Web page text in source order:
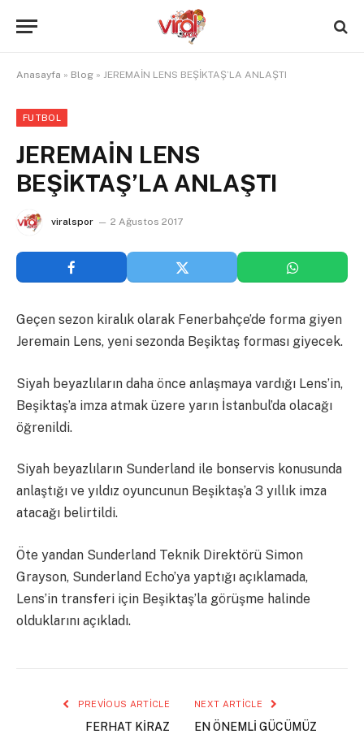
Anasayfa » Blog » JEREMAİN LENS BEŞİKTAŞ’LA ANLAŞTI
FUTBOL
JEREMAİN LENS
BEŞİKTAŞ’LA ANLAŞTI
viralspor 2 Ağustos 2017
Geçen sezon kiralık olarak Fenerbahçe’de forma giyen
Jeremain Lens, yeni sezonda Beşiktaş forması giyecek.
Siyah beyazlıların daha önce anlaşmaya vardığı Lens’in,
Beşiktaş’a imza atmak üzere yarın İstanbul’da olacağı
öğrenildi.
Siyah beyazlıların Sunderland ile bonservis konusunda
anlaştığı ve yıldız oyuncunun Beşiktaş’a 3 yıllık imza
atacağı belirtildi.
Öte yandan Sunderland Teknik Direktörü Simon
Grayson, Sunderland Echo’ya yaptığı açıklamada,
Lens’in transferi için Beşiktaş’la görüşme halinde
olduklarını açıkladı.
PREVIOUS ARTICLE
FERHAT KİRAZ
NEXT ARTICLE
EN ÖNEMLİ GÜCÜMÜZ